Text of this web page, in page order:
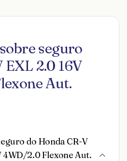
seguro
EXL 2.0 16V
Aut.
do Honda CR-V
4WD/2.0 Flexone Aut.